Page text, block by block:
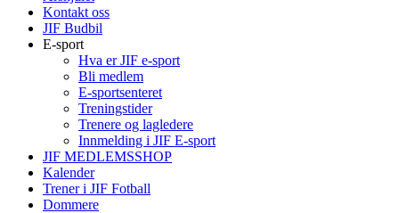
Kontakt oss
JIF Budbil
E-sport
Hva er JIF e-sport
Bli medlem
E-sportsenteret
Treningstider
Trenere og lagledere
Innmelding i JIF E-sport
JIF MEDLEMSSHOP
Kalender
Trener i JIF Fotball
Dommere